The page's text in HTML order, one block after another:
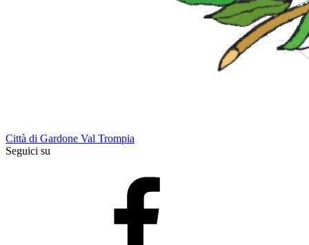
Città di Gardone Val Trompia
Seguici su